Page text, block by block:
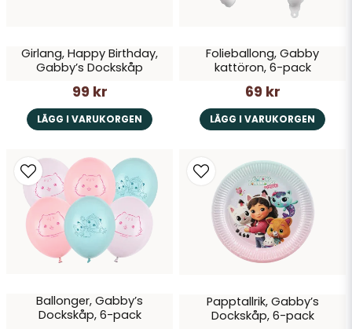
Skicka fråga
Girlang, Happy Birthday,
Gabby’s Dockskåp
99 kr
LÄGG I VARUKORGEN
Folieballong, Gabby
kattöron, 6-pack
69 kr
LÄGG I VARUKORGEN
Ballonger, Gabby’s
Dockskåp, 6-pack
Papptallrik, Gabby’s
Dockskåp, 6-pack